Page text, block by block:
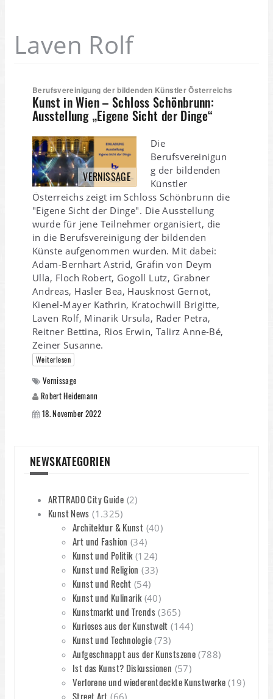
Laven Rolf
Berufsvereinigung der bildenden Künstler Österreichs
Kunst in Wien – Schloss Schönbrunn:
Ausstellung „Eigene Sicht der Dinge“
VERNISSAGE
Die
Berufsvereinigun
g der bildenden
Künstler
Österreichs zeigt im Schloss Schönbrunn die
"Eigene Sicht der Dinge". Die Ausstellung
wurde für jene Teilnehmer organisiert, die
in die Berufsvereinigung der bildenden
Künste aufgenommen wurden. Mit dabei:
Adam-Bernhart Astrid, Gräfin von Deym
Ulla, Floch Robert, Gogoll Lutz, Grabner
Andreas, Hasler Bea, Hausknost Gernot,
Kienel-Mayer Kathrin, Kratochwill Brigitte,
Laven Rolf, Minarik Ursula, Rader Petra,
Reitner Bettina, Rios Erwin, Talirz Anne-Bé,
Zeiner Susanne.
Weiterlesen
Vernissage
Robert Heidemann
18. November 2022
NEWSKATEGORIEN
ARTTRADO City Guide (2)
Kunst News (1.325)
Architektur & Kunst (40)
Art und Fashion (34)
Kunst und Politik(124)
Kunst und Religion (33)
Kunst und Recht (54)
Kunst und Kulinarik(40)
Kunstmarkt und Trends(365)
Kurioses aus der Kunstwelt (144)
Kunst und Technologie(73)
Aufgeschnappt aus der Kunstszene (788)
Ist das Kunst? Diskussionen (57)
Verlorene und wiederentdeckte Kunstwerke (19)
Street Art